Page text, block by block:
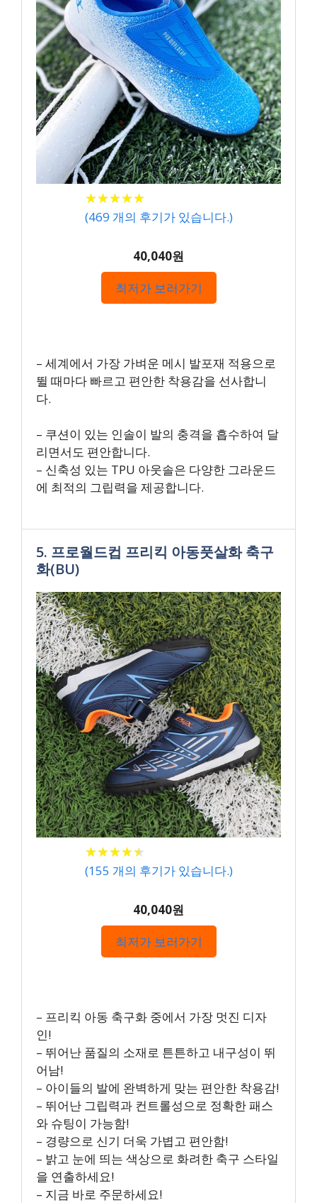
★★★★★
★★★★★
(469 개의 후기가 있습니다.)
40,040원
최저가 보러가기
– 세계에서 가장 가벼운 메시 발포재 적용으로
뛸 때마다 빠르고 편안한 착용감을 선사합니
다.
– 쿠션이 있는 인솔이 발의 충격을 흡수하여 달
리면서도 편안합니다.
– 신축성 있는 TPU 아웃솔은 다양한 그라운드
에 최적의 그립력을 제공합니다.
5. 프로월드컵 프리킥 아동풋살화 축구
화(BU)
★★★★★
★★★★★
(155 개의 후기가 있습니다.)
40,040원
최저가 보러가기
– 프리킥 아동 축구화 중에서 가장 멋진 디자
인!
– 뛰어난 품질의 소재로 튼튼하고 내구성이 뛰
어남!
– 아이들의 발에 완벽하게 맞는 편안한 착용감!
– 뛰어난 그립력과 컨트롤성으로 정확한 패스
와 슈팅이 가능함!
– 경량으로 신기 더욱 가볍고 편안함!
– 밝고 눈에 띄는 색상으로 화려한 축구 스타일
을 연출하세요!
– 지금 바로 주문하세요!